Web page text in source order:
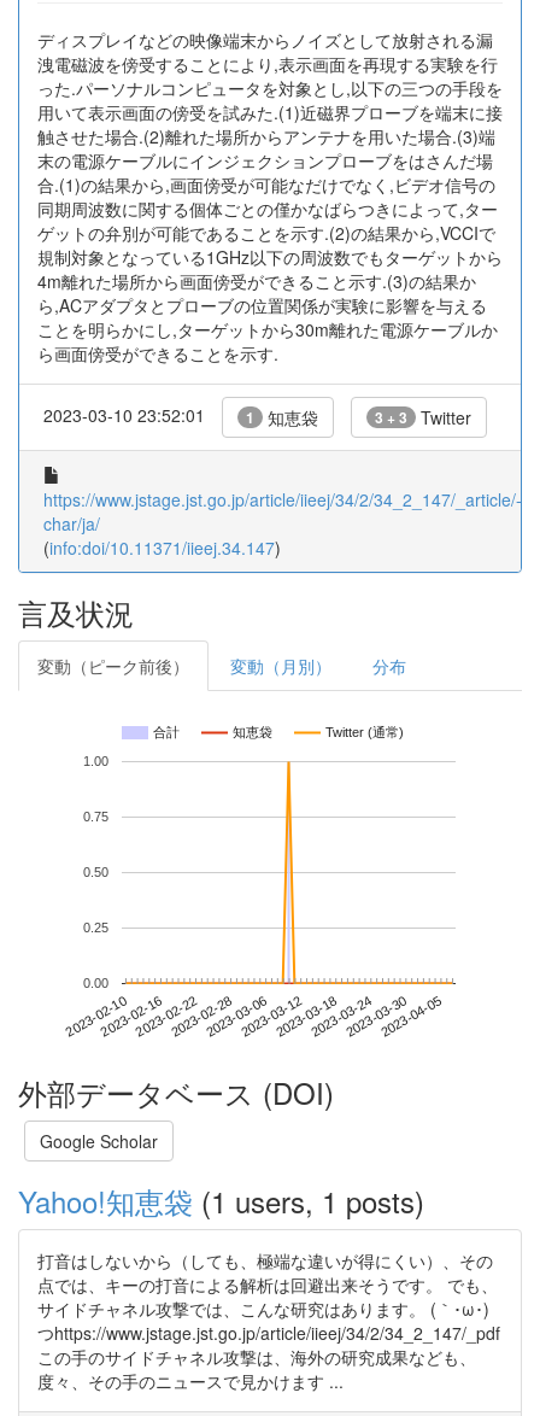
ディスプレイなどの映像端末からノイズとして放射される漏
洩電磁波を傍受することにより,表示画面を再現する実験を行
った.パーソナルコンピュータを対象とし,以下の三つの手段を
用いて表示画面の傍受を試みた.(1)近磁界プローブを端末に接
触させた場合.(2)離れた場所からアンテナを用いた場合.(3)端
末の電源ケーブルにインジェクションプローブをはさんだ場
合.(1)の結果から,画面傍受が可能なだけでなく,ビデオ信号の
同期周波数に関する個体ごとの僅かなばらつきによって,ター
ゲットの弁別が可能であることを示す.(2)の結果から,VCCIで
規制対象となっている1GHz以下の周波数でもターゲットから
4m離れた場所から画面傍受ができること示す.(3)の結果か
ら,ACアダプタとプローブの位置関係が実験に影響を与える
ことを明らかにし,ターゲットから30m離れた電源ケーブルか
ら画面傍受ができることを示す.
2023-03-10 23:52:01 1 知恵袋 3 + 3 Twitter
https://www.jstage.jst.go.jp/article/iieej/34/2/34_2_147/_article/-
char/ja/
(info:doi/10.11371/iieej.34.147)
言及状況
変動（ピーク前後） 変動（月別） 分布
合計 知恵袋 Twitter (通常)
2023-02-102023-02-162023-02-222023-02-282023-03-062023-03-122023-03-182023-03-242023-03-302023-04-05
0.00
0.25
0.50
0.75
1.00
外部データベース (DOI)
Google Scholar
Yahoo!知恵袋 (1 users, 1 posts)
打音はしないから（しても、極端な違いが得にくい）、その
点では、キーの打音による解析は回避出来そうです。 でも、
サイドチャネル攻撃では、こんな研究はあります。 (｀･ω･)
つhttps://www.jstage.jst.go.jp/article/iieej/34/2/34_2_147/_pdf
この手のサイドチャネル攻撃は、海外の研究成果なども、
度々、その手のニュースで見かけます ...